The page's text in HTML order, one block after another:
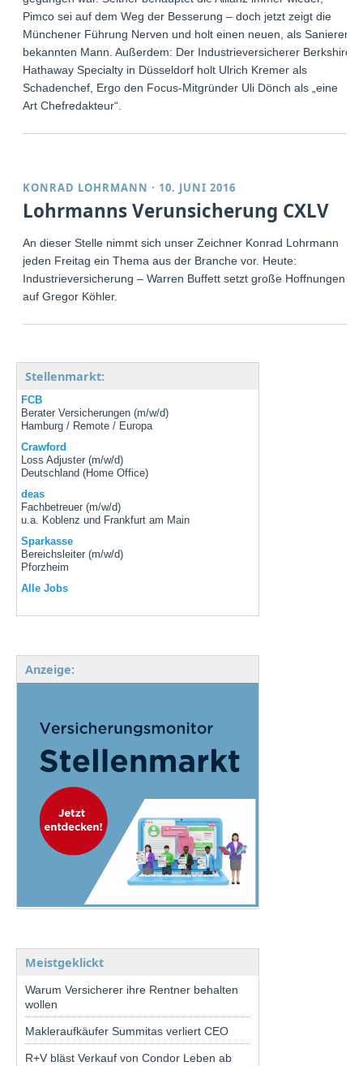
Pimco sei auf dem Weg der Besserung – doch jetzt zeigt die
Münchener Führung Nerven und holt einen neuen, als Sanierer
bekannten Mann. Außerdem: Der Industrieversicherer Berkshire
Hathaway Specialty in Düsseldorf holt Ulrich Kremer als
Schadenchef, Ergo den Focus-Mitgründer Uli Dönch als „eine
Art Chefredakteur“.
KONRAD LOHRMANN · 10. JUNI 2016
Lohrmanns Verunsicherung CXLV
An dieser Stelle nimmt sich unser Zeichner Konrad Lohrmann
jeden Freitag ein Thema aus der Branche vor. Heute:
Industrieversicherung – Warren Buffett setzt große Hoffnungen
auf Gregor Köhler.
Stellenmarkt:
FCB
Berater Versicherungen (m/w/d)
Hamburg / Remote / Europa
Crawford
Loss Adjuster (m/w/d)
Deutschland (Home Office)
deas
Fachbetreuer (m/w/d)
u.a. Koblenz und Frankfurt am Main
Sparkasse
Bereichsleiter (m/w/d)
Pforzheim
Alle Jobs
Anzeige:
Meistgeklickt
Warum Versicherer ihre Rentner behalten
wollen
Makleraufkäufer Summitas verliert CEO
R+V bläst Verkauf von Condor Leben ab